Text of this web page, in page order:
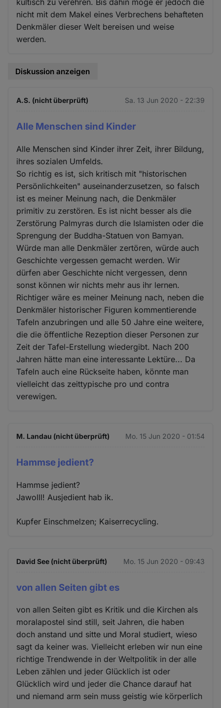
nicht mit dem Makel eines Verbrechens behafteten
Denkmäler dieser Welt bereisen und weise
werden.
Diskussion anzeigen
A.S. (nicht überprüft) Sa. 13 Jun 2020 - 22:39
Alle Menschen sind Kinder
Alle Menschen sind Kinder ihrer Zeit, ihrer Bildung,
ihres sozialen Umfelds.
So richtig es ist, sich kritisch mit "historischen
Persönlichkeiten" auseinanderzusetzen, so falsch
ist es meiner Meinung nach, die Denkmäler
primitiv zu zerstören. Es ist nicht besser als die
Zerstörung Palmyras durch die Islamisten oder die
Sprengung der Buddha-Statuen von Bamyan.
Würde man alle Denkmäler zertören, würde auch
Geschichte vergessen gemacht werden. Wir
dürfen aber Geschichte nicht vergessen, denn
sonst können wir nichts mehr aus ihr lernen.
Richtiger wäre es meiner Meinung nach, neben die
Denkmäler historischer Figuren kommentierende
Tafeln anzubringen und alle 50 Jahre eine weitere,
die die öffentliche Rezeption dieser Personen zur
Zeit der Tafel-Erstellung wiedergibt. Nach 200
Jahren hätte man eine interessante Lektüre... Da
Tafeln auch eine Rückseite haben, könnte man
vielleicht das zeittypische pro und contra
verewigen.
M. Landau (nicht überprüft) Mo. 15 Jun 2020 - 01:54
Hammse jedient?
Hammse jedient?
Jawolll! Ausjedient hab ik.
Kupfer Einschmelzen; Kaiserrecycling.
David See (nicht überprüft) Mo. 15 Jun 2020 - 09:43
von allen Seiten gibt es
von allen Seiten gibt es Kritik und die Kirchen als
moralapostel sind still, seit Jahren, die haben
doch anstand und sitte und Moral studiert, wieso
sagt da keiner was. Vielleicht erleben wir nun eine
richtige Trendwende in der Weltpolitik in der alle
Leben zählen und jeder Glücklich ist oder
Glücklich wird und jeder die Chance darauf hat
und niemand arm sein muss geistig wie körperlich